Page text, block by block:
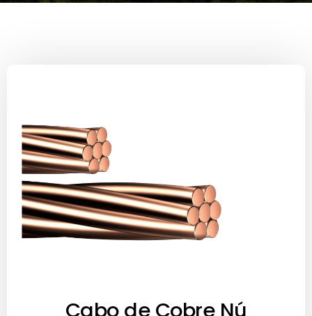
Cabo de Cobre Nú